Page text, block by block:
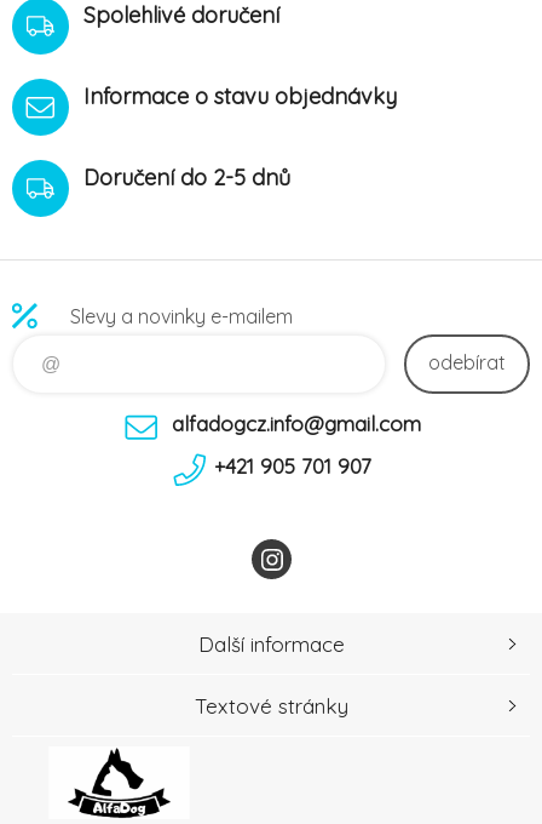
Spolehlivé doručení
Informace o stavu objednávky
Doručení do 2-5 dnů
Slevy a novinky e-mailem
odebírat
alfadogcz.info@gmail.com
+421 905 701 907
Další informace
Textové stránky